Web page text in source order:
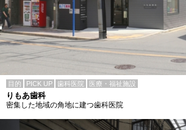
目的 PICK UP 歯科医院 医療・福祉施設
りもあ歯科
密集した地域の角地に建つ歯科医院